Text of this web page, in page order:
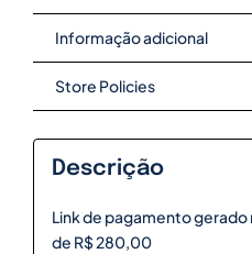
Informação adicional
Store Policies
Descrição
Link de pagamento gerado
de R$ 280,00